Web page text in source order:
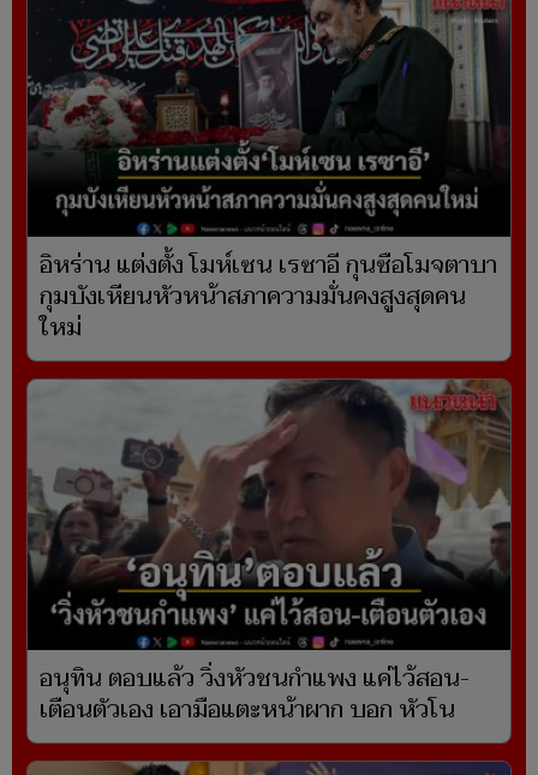
อิหร่าน แต่งตั้ง โมห์เซน เรซาอี กุนซือโมจตาบา
กุมบังเหียนหัวหน้าสภาความมั่นคงสูงสุดคน
ใหม่
อนุทิน ตอบแล้ว วิ่งหัวชนกำแพง แค่ไว้สอน-
เตือนตัวเอง เอามือแตะหน้าผาก บอก หัวโน